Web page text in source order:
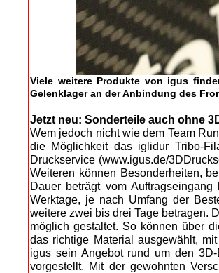
Viele weitere Produkte von igus
Gelenklager an der Anbindung des
Jetzt neu: Sonderteile auch ohne
Wem jedoch nicht wie dem Team
die Möglichkeit das iglidur Tribo-
Druckservice (www.igus.de/
Weiteren können Besonderheiten,
Dauer beträgt vom
Werktage, je nach Umfang der
weitere zwei bis drei Tage betragen.
möglich gestaltet. So können über
das richtige Material ausgewählt,
igus sein Angebot rund um den
vorgestellt. Mit der gewohnten